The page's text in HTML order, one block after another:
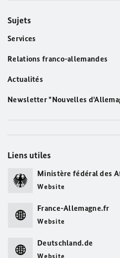
Sujets
Services
Relations franco-allemandes
Actualités
Newsletter "Nouvelles
Liens utiles
Ministère fédéral des
Website
France-Allemagne.fr
Website
Deutschland.de
Website